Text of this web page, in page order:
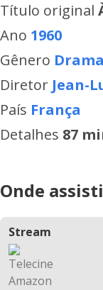
Título original
Ano 1960
Gênero Drama
Diretor Jean-
País França
Detalhes 87
Onde
Stream